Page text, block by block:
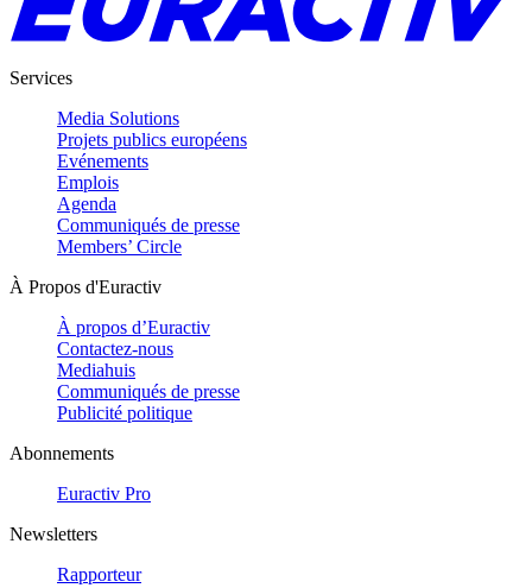
Services
Media Solutions
Projets publics européens
Evénements
Emplois
Agenda
Communiqués de presse
Members’ Circle
À Propos d'Euractiv
À propos d’Euractiv
Contactez-nous
Mediahuis
Communiqués de presse
Publicité politique
Abonnements
Euractiv Pro
Newsletters
Rapporteur